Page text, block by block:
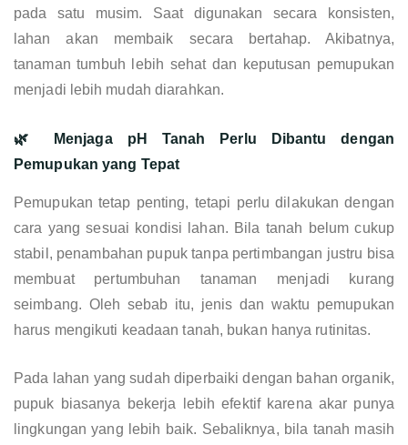
pada satu musim. Saat digunakan secara konsisten,
lahan akan membaik secara bertahap. Akibatnya,
tanaman tumbuh lebih sehat dan keputusan pemupukan
menjadi lebih mudah diarahkan.
🌿 Menjaga pH Tanah Perlu Dibantu dengan
Pemupukan yang Tepat
Pemupukan tetap penting, tetapi perlu dilakukan dengan
cara yang sesuai kondisi lahan. Bila tanah belum cukup
stabil, penambahan pupuk tanpa pertimbangan justru bisa
membuat pertumbuhan tanaman menjadi kurang
seimbang. Oleh sebab itu, jenis dan waktu pemupukan
harus mengikuti keadaan tanah, bukan hanya rutinitas.
Pada lahan yang sudah diperbaiki dengan bahan organik,
pupuk biasanya bekerja lebih efektif karena akar punya
lingkungan yang lebih baik. Sebaliknya, bila tanah masih